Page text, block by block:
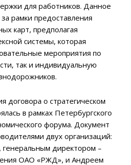
для работников. Данное
рамки предоставления
карт, предполагая
системы, которая
мероприятия по
так и индивидуальную
договора о стратегическом
в рамках Петербургского
форума. Документ
двух организаций:
директором –
ОАО «РЖД», и Андреем